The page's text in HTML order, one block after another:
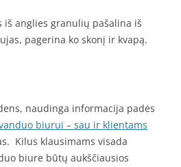
iš anglies granulių pašalina iš
pagerina ko skonį ir kvapą.
naudinga informacija padės
biurui – sau ir klientams
Kilus klausimams visada
biure būtų aukščiausios